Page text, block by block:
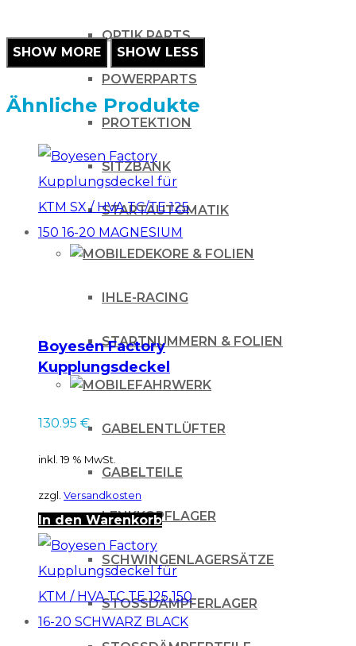
OPTIK PARTS
POWERPARTS
PROTEKTION
SITZBANK
STARTAUTOMATIK
DEKORE & FOLIEN
IHLE-RACING
STARTNUMMERN & FOLIEN
FAHRWERK
GABELENTLÜFTER
GABELTEILE
LENKKOPFLAGER
SCHWINGENLAGERSÄTZE
STOSSDÄMPFERLAGER
Ähnliche Produkte
Boyesen Factory
Kupplungsdeckel
für KTM SX / HVA
MAGNESIUM
130.95 €
inkl. 19 % MwSt.
zzgl. Versandkosten
In den Warenkorb